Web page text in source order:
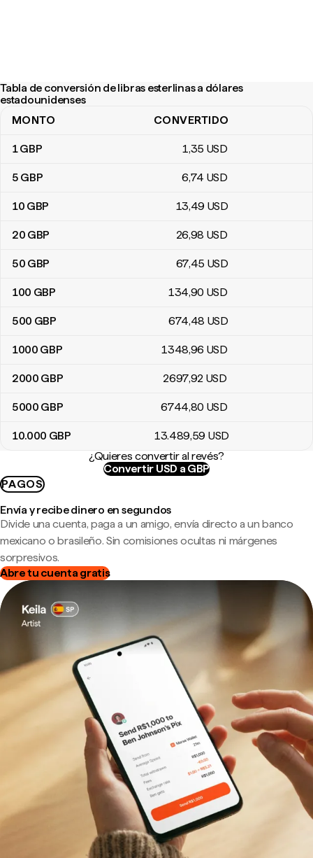
Tabla de conversión de libras esterlinas a dólares
estadounidenses
Tabla de conversión de libras esterlinas a dólares
MONTO CONVERTIDO
1GBP 1,35 USD
5 GBP 6,74 USD
10 GBP 13,49 USD
20 GBP 26,98 USD
50 GBP 67,45 USD
100 GBP 134,90 USD
500 GBP 674,48 USD
1000 GBP 1348,96 USD
2000 GBP 2697,92 USD
5000 GBP 6744,80 USD
10.000 GBP 13.489,59 USD
¿Quieres convertir al revés?
Convertir USD a GBP
PAGOS
Envía y recibe dinero en segundos
Divide una cuenta, paga a un amigo, envía directo a un banco
mexicano o brasileño. Sin comisiones ocultas ni márgenes
sorpresivos.
Abre tu cuenta gratis